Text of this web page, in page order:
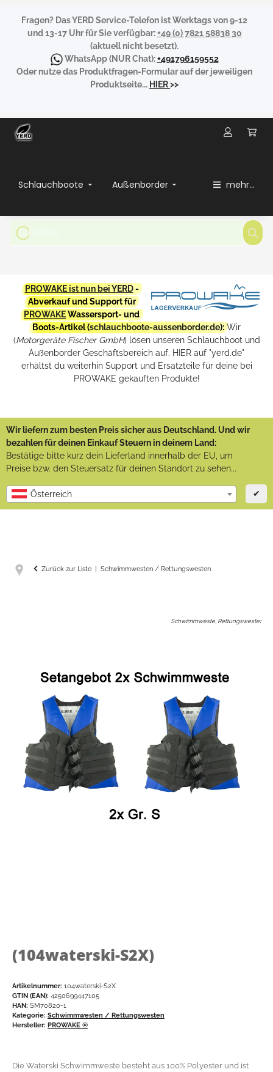
Fragen? Das YERD Service-Telefon ist Werktags von 9-12
und 13-17 Uhr für Sie verfügbar:+49 (0) 7821 58838 30
(aktuell nicht besetzt).
WhatsApp(NUR Chat):+491796159552
Oder nutze das Produktfragen-Formular auf der jeweiligen
Produktseite... HIER>>
Schlauchboote Außenborder mehr...
PROWAKE ist nun bei YERD-
Abverkauf und Support für
PROWAKEWassersport- und
Boots-Artikel (schlauchboote-aussenborder.de): Wir
(Motorgeräte Fischer GmbH) lösen unseren Schlauchboot und
Außenborder Geschäftsbereich auf. HIER auf "yerd.de"
erhältst du weiterhin Support und Ersatzteile für deine bei
PROWAKE gekauften Produkte!
Wir liefern zum besten Preis sicher aus Deutschland. Und wir
bezahlen für deinen Einkauf Steuern in deinem Land:
Bestätige bitte kurz dein Lieferland innerhalb der EU, um
Preise bzw. den Steuersatz für deinen Standort zu sehen...
Österreich ✔
Zurück zur Liste Schwimmwesten / Rettungswesten
Schwimmweste, Rettungsweste:
(104waterski-S2X)
Artikelnummer: 104waterski-S2X
GTIN (EAN): 4250699447105
HAN: SM70820-1
Kategorie: Schwimmwesten / Rettungswesten
Hersteller: PROWAKE ®
Die Waterski Schwimmweste besteht aus 100% Polyester und ist